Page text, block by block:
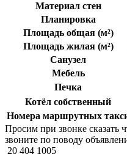
Материал стен
Планировка
Площадь общая (м²)
Площадь жилая (м²)
Санузел
Мебель
Печка
Котёл собственный
Номера маршрутных
Просим при звонке сказать
звоните по поводу
20 404 1005